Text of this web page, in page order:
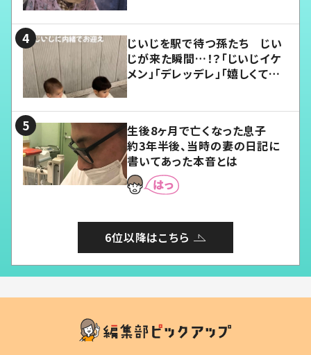
じいじを駅で待つ孫たち じい
じが来た瞬間…！？「じいじイケ
メン」「デレッデレ」「嬉しくて可
生後8ヶ月で亡くなった息子
約3年半後、当時の妻の日記に
書いてあった本音とは
6位以降はこちら